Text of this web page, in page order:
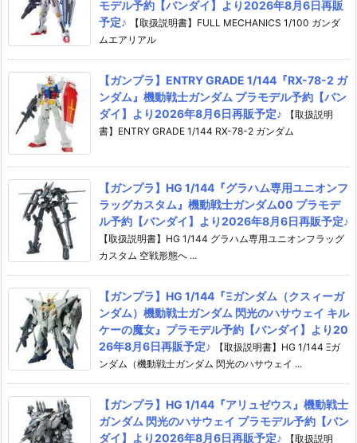
モデル予約【バンダイ】より2026年8月6日再販
予定♪
【取扱説明書】FULL MECHANICS 1/100 ガンダ
ムエアリアル
【ガンプラ】ENTRY GRADE 1/144『RX-78-2 ガ
ンダム』機動戦士ガンダム プラモデル予約【バン
ダイ】より2026年8月6日再販予定♪
【取扱説明
書】ENTRY GRADE 1/144 RX-78-2 ガンダム
【ガンプラ】HG 1/144『グラハム専用ユニオンフ
ラッグカスタム』機動戦士ガンダム00 プラモデ
ル予約【バンダイ】より2026年8月6日再販予定♪
【取扱説明書】HG 1/144 グラハム専用ユニオンフラッグ
カスタム 空戦形態へ ...
【ガンプラ】HG 1/144『Ξガンダム（クスィーガ
ンダム）機動戦士ガンダム 閃光のハサウェイ キル
ケーの魔女』プラモデル予約【バンダイ】より20
26年8月6日再販予定♪
【取扱説明書】HG 1/144 Ξガ
ンダム（機動戦士ガンダム 閃光のハサウェイ ...
【ガンプラ】HG 1/144『アリュゼウス』機動戦士
ガンダム 閃光のハサウェイ プラモデル予約【バン
ダイ】より2026年8月6日再販予定♪
【取扱説明